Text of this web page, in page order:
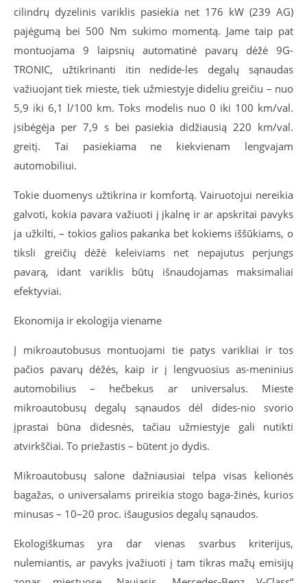
cilindrų dyzelinis variklis pasiekia net 176 kW (239 AG)
pajėgumą bei 500 Nm sukimo momentą. Jame taip pat
montuojama 9 laipsnių automatinė pavarų dėžė 9G-
TRONIC, užtikrinanti itin nedide-les degalų sąnaudas
važiuojant tiek mieste, tiek užmiestyje dideliu greičiu – nuo
5,9 iki 6,1 l/100 km. Toks modelis nuo 0 iki 100 km/val.
įsibėgėja per 7,9 s bei pasiekia didžiausią 220 km/val.
greitį. Tai pasiekiama ne kiekvienam lengvajam
automobiliui.
Tokie duomenys užtikrina ir komfortą. Vairuotojui nereikia
galvoti, kokia pavara važiuoti į įkalnę ir ar apskritai pavyks
ja užkilti, – tokios galios pakanka bet kokiems iššūkiams, o
tiksli greičių dėžė keleiviams net nepajutus perjungs
pavarą, idant variklis būtų išnaudojamas maksimaliai
efektyviai.
Ekonomija ir ekologija viename
Į mikroautobusus montuojami tie patys varikliai ir tos
pačios pavarų dėžės, kaip ir į lengvuosius as-meninius
automobilius – hečbekus ar universalus. Mieste
mikroautobusų degalų sąnaudos dėl dides-nio svorio
įprastai būna didesnės, tačiau užmiestyje gali nutikti
atvirkščiai. To priežastis – būtent jo dydis.
Mikroautobusų salone dažniausiai telpa visas kelionės
bagažas, o universalams prireikia stogo baga-žinės, kurios
minusas – 10–20 proc. išaugusios degalų sąnaudos.
Ekologiškumas yra dar vienas svarbus kriterijus,
nulemiantis, ar pavyks įvažiuoti į tam tikras mažų emisijų